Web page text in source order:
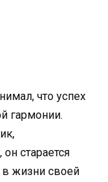
что успех
гармонии.
старается
в жизни своей